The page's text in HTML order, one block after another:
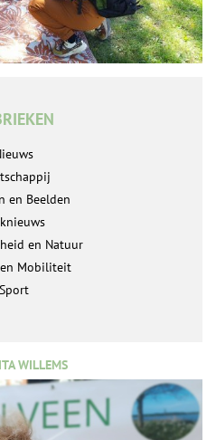
en Beelden
en Natuur
en Mobiliteit
Sport
WILLEMS